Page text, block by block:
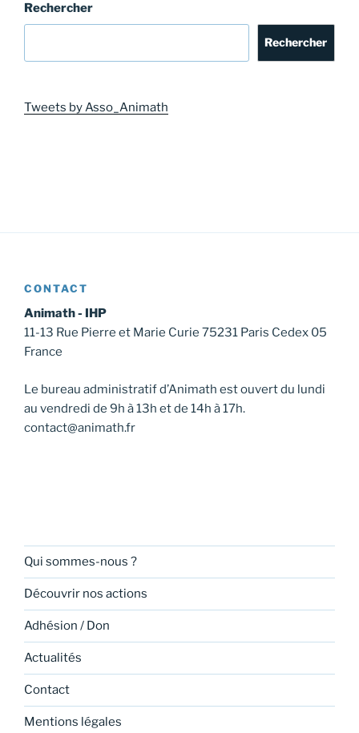
Rechercher
Rechercher
Tweets by Asso_Animath
CONTACT
Animath - IHP
11-13 Rue Pierre et Marie Curie 75231 Paris Cedex 05
France
Le bureau administratif d’Animath est ouvert du lundi
au vendredi de 9h à 13h et de 14h à 17h.
contact@animath.fr
Qui sommes-nous ?
Découvrir nos actions
Adhésion / Don
Actualités
Contact
Mentions légales